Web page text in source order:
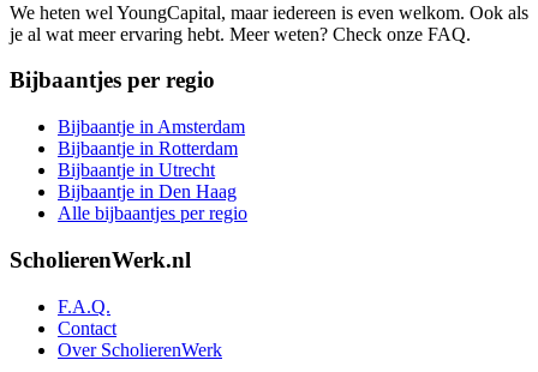
We heten wel YoungCapital, maar iedereen is even welkom. Ook als
je al wat meer ervaring hebt. Meer weten? Check onze FAQ.
Bijbaantjes per regio
Bijbaantje in Amsterdam
Bijbaantje in Rotterdam
Bijbaantje in Utrecht
Bijbaantje in Den Haag
Alle bijbaantjes per regio
ScholierenWerk.nl
F.A.Q.
Contact
Over ScholierenWerk